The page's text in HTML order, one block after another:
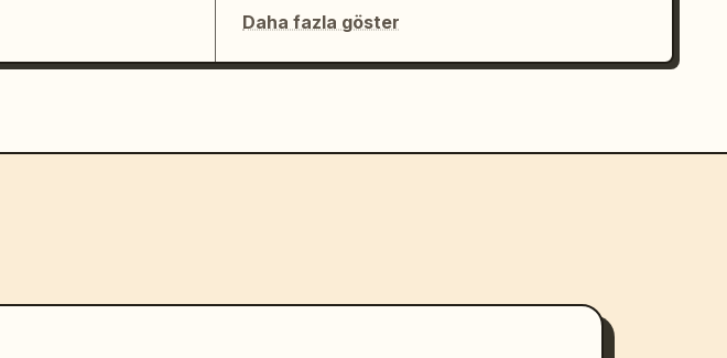
Daha fazla göster